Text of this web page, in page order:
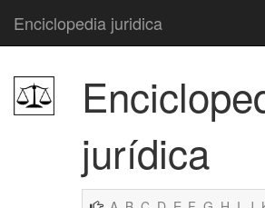
Enciclopedia juridica
jurídica